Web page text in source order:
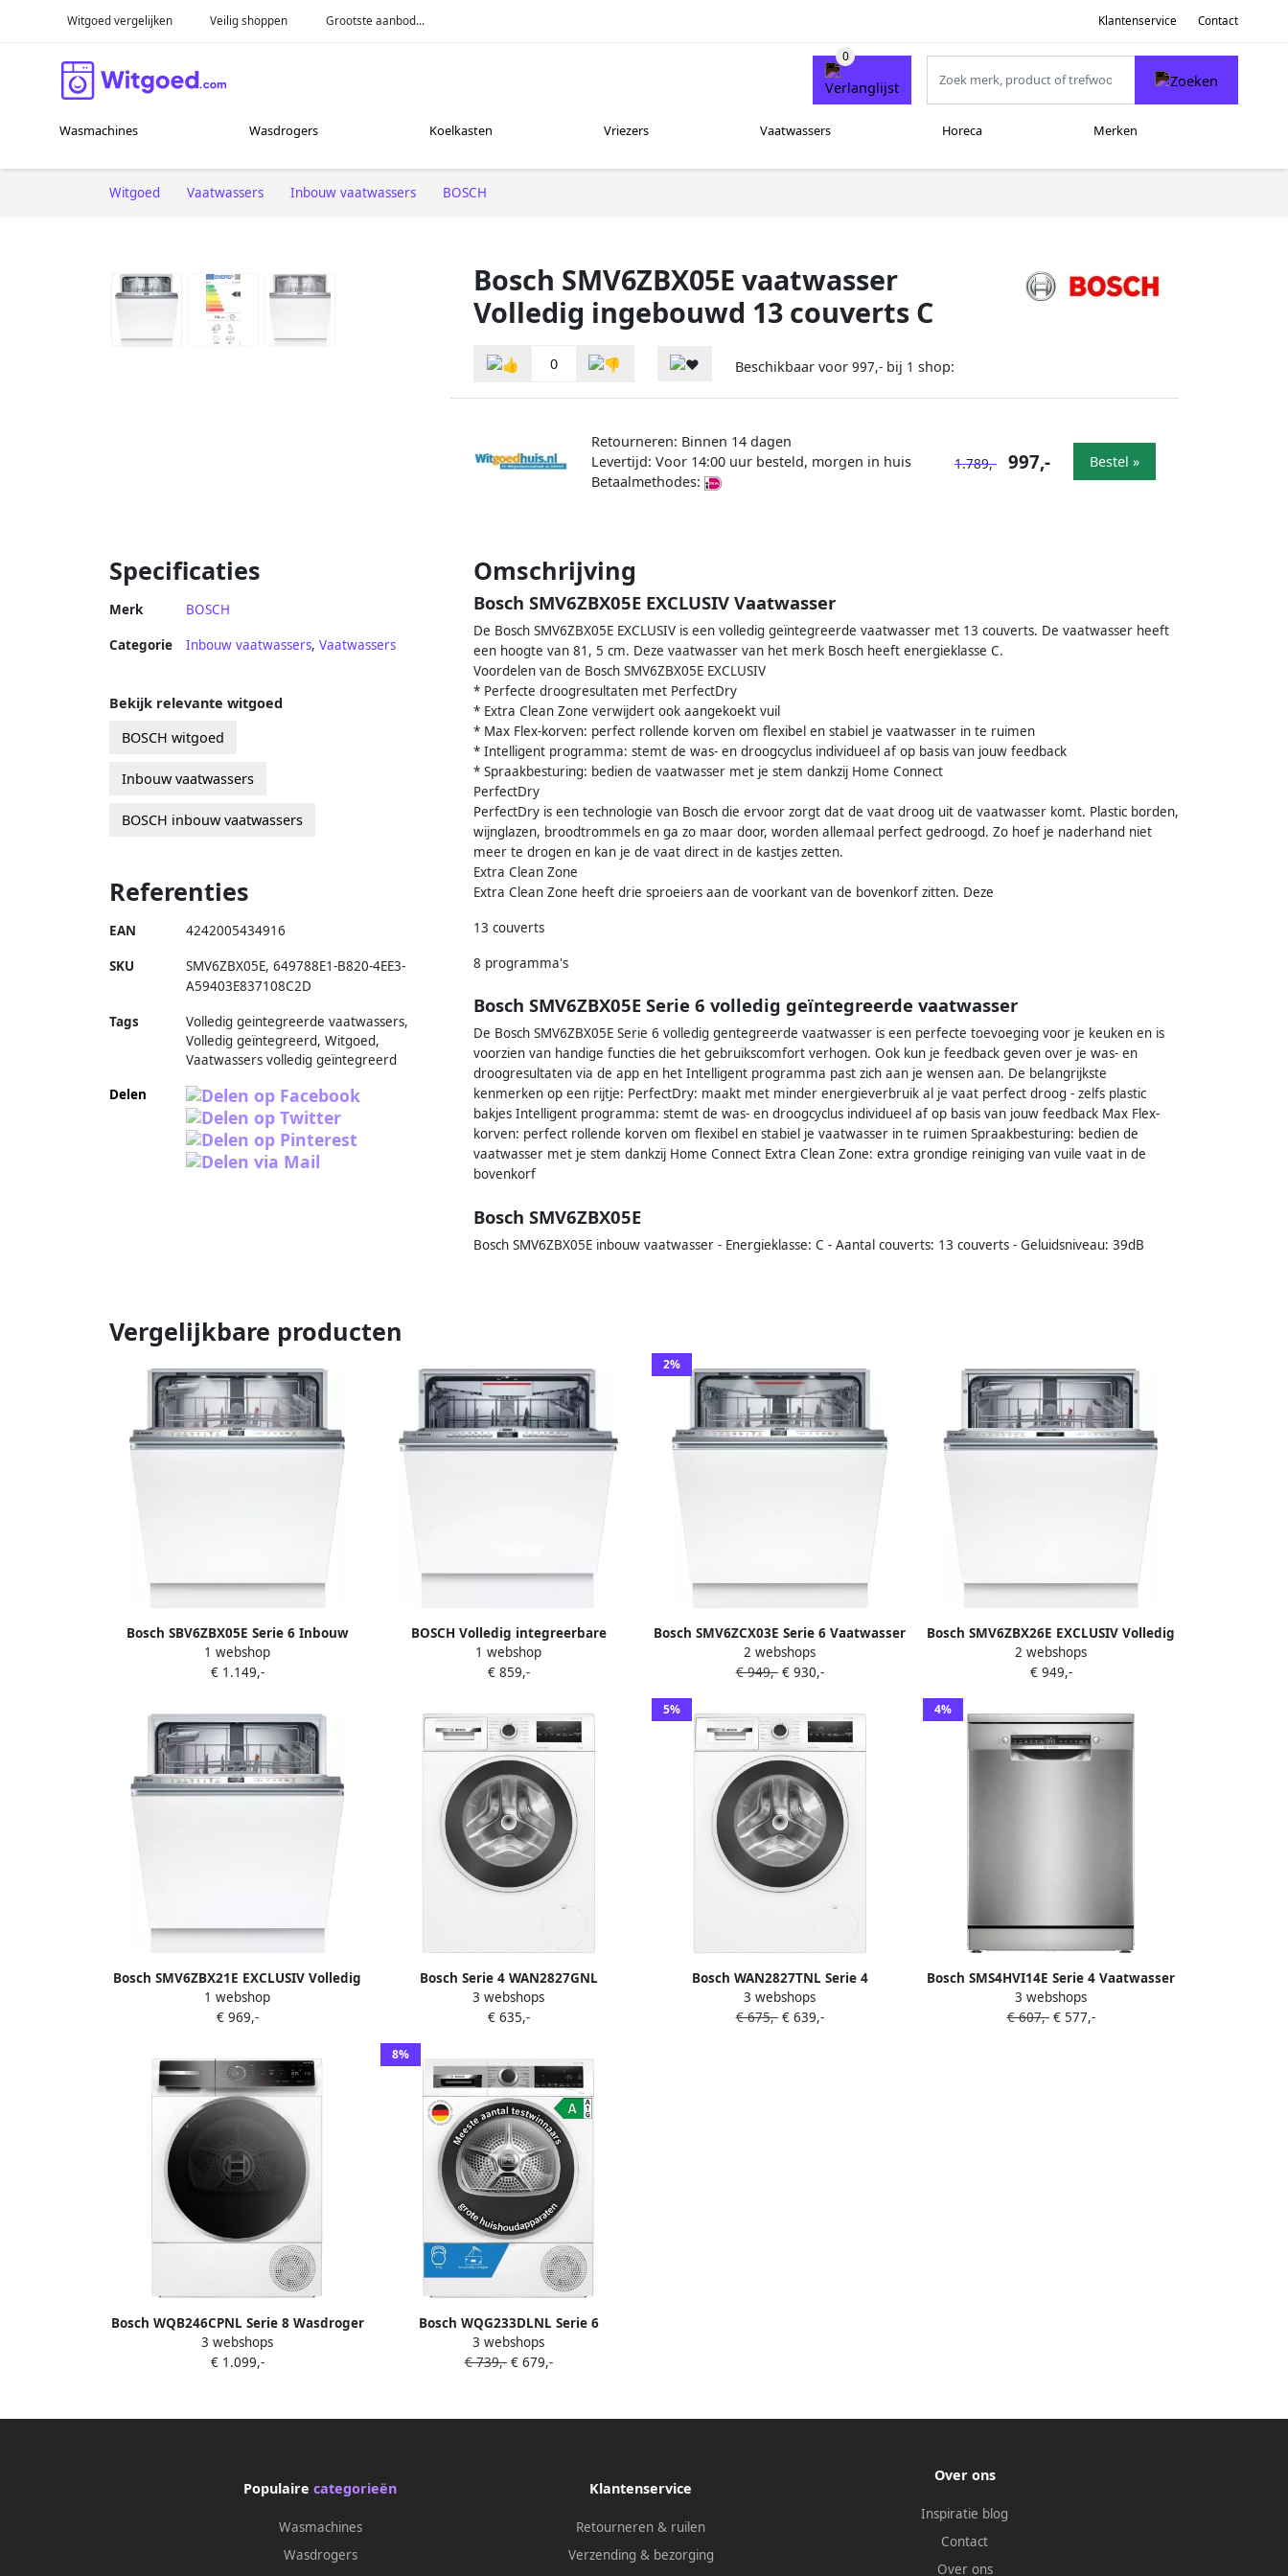
Witgoed vergelijken Veilig shoppen Grootste aanbod... Klantenservice Contact
Wasmachines Wasdrogers Koelkasten Vriezers Vaatwassers Horeca Merken
Witgoed Vaatwassers Inbouw vaatwassers BOSCH
Bosch SMV6ZBX05E vaatwasser
Volledig ingebouwd 13 couverts C
0 Beschikbaar voor 997,- bij 1 shop:
Retourneren: Binnen 14 dagen
Levertijd: Voor 14:00 uur besteld, morgen in huis
Betaalmethodes:
1.789,- 997,- Bestel »
Specificaties
Merk BOSCH
Categorie Inbouw vaatwassers, Vaatwassers
Omschrijving
Bosch SMV6ZBX05E EXCLUSIV Vaatwasser
De Bosch SMV6ZBX05E EXCLUSIV is een volledig geïntegreerde vaatwasser met 13 couverts. De vaatwasser heeft
een hoogte van 81, 5 cm. Deze vaatwasser van het merk Bosch heeft energieklasse C.
Voordelen van de Bosch SMV6ZBX05E EXCLUSIV
* Perfecte droogresultaten met PerfectDry
* Extra Clean Zone verwijdert ook aangekoekt vuil
* Max Flex-korven: perfect rollende korven om flexibel en stabiel je vaatwasser in te ruimen
* Intelligent programma: stemt de was- en droogcyclus individueel af op basis van jouw feedback
* Spraakbesturing: bedien de vaatwasser met je stem dankzij Home Connect
PerfectDry
PerfectDry is een technologie van Bosch die ervoor zorgt dat de vaat droog uit de vaatwasser komt. Plastic borden,
wijnglazen, broodtrommels en ga zo maar door, worden allemaal perfect gedroogd. Zo hoef je naderhand niet
meer te drogen en kan je de vaat direct in de kastjes zetten.
Extra Clean Zone
Extra Clean Zone heeft drie sproeiers aan de voorkant van de bovenkorf zitten. Deze
13 couverts
8 programma's
Bosch SMV6ZBX05E Serie 6 volledig geïntegreerde vaatwasser
De Bosch SMV6ZBX05E Serie 6 volledig gentegreerde vaatwasser is een perfecte toevoeging voor je keuken en is
voorzien van handige functies die het gebruikscomfort verhogen. Ook kun je feedback geven over je was- en
droogresultaten via de app en het Intelligent programma past zich aan je wensen aan. De belangrijkste
kenmerken op een rijtje: PerfectDry: maakt met minder energieverbruik al je vaat perfect droog - zelfs plastic
bakjes Intelligent programma: stemt de was- en droogcyclus individueel af op basis van jouw feedback Max Flex-
korven: perfect rollende korven om flexibel en stabiel je vaatwasser in te ruimen Spraakbesturing: bedien de
vaatwasser met je stem dankzij Home Connect Extra Clean Zone: extra grondige reiniging van vuile vaat in de
bovenkorf
Bosch SMV6ZBX05E
Bosch SMV6ZBX05E inbouw vaatwasser - Energieklasse: C - Aantal couverts: 13 couverts - Geluidsniveau: 39dB
Bekijk relevante witgoed
BOSCH witgoed
Inbouw vaatwassers
BOSCH inbouw vaatwassers
Referenties
EAN 4242005434916
SKU SMV6ZBX05E, 649788E1-B820-4EE3-
A59403E837108C2D
Tags
Volledig geintegreerde vaatwassers,
Volledig geïntegreerd, Witgoed,
Vaatwassers volledig geïntegreerd
Delen
Vergelijkbare producten
Bosch SBV6ZBX05E Serie 6 Inbouw
Vaatwasser
1 webshop
€ 1.149,-
BOSCH Volledig integreerbare
vaatwasser SMV6ZCX00E 81 5 cm x 59
8 cm
1 webshop
€ 859,-
2%
Bosch SMV6ZCX03E Serie 6 Vaatwasser
Inbouwvaatwasser Volledig
integreerbaar PerfectDry met zeolith:
2 webshops
€ 949,-€ 930,-
Bosch SMV6ZBX26E EXCLUSIV Volledig
geïntegreerde vaatwasser
2 webshops
€ 949,-
Bosch SMV6ZBX21E EXCLUSIV Volledig
geïntegreerde vaatwasser
1 webshop
€ 969,-
Bosch Serie 4 WAN2827GNL
wasmachine Voorlader 8 kg 1400 RPM
Wit
3 webshops
€ 635,-
5%
Bosch WAN2827TNL Serie 4
Wasmachine met stoom 9 KG 1400 rpm
Energielabel A Iron Assist: vermindert
3 webshops
€ 675,-€ 639,-
4%
Bosch SMS4HVI14E Serie 4 Vaatwasser
Vrijstaande vaatwasser 60 cm
Geborsteld staal Energielabel C Extra
3 webshops
€ 607,-€ 577,-
Bosch WQB246CPNL Serie 8 Wasdroger
Warmtepompdroger Zelfreinigende
condensor Blijvend energiezuinig Zeer
3 webshops
€ 1.099,-
8%
Bosch WQG233DLNL Serie 6
Warmtepompdroger Wasdroger Extra
stil- 8 kg Auto Dry: droogt automatisch
eenvoudig onderhoud
3 webshops
€ 739,-€ 679,-
Populaire categorieën
Wasmachines
Wasdrogers
Klantenservice
Retourneren & ruilen
Verzending & bezorging
Over ons
Inspiratie blog
Contact
Over ons